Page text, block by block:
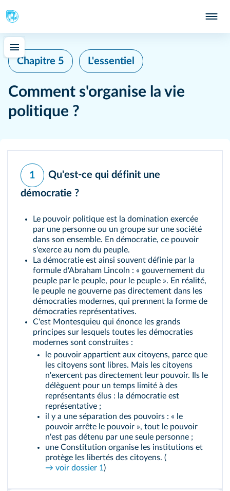
Chapitre 5 L'essentiel
Comment s'organise la vie
politique ?
1
Qu'est-ce qui définit une
démocratie ?
Le pouvoir politique est la domination exercée
par une personne ou un groupe sur une société
dans son ensemble. En démocratie, ce pouvoir
s'exerce au nom du peuple.
La démocratie est ainsi souvent définie par la
formule d'Abraham Lincoln : « gouvernement du
peuple par le peuple, pour le peuple ». En réalité,
le peuple ne gouverne pas directement dans les
démocraties modernes, qui prennent la forme de
démocraties représentatives.
C'est Montesquieu qui énonce les grands
principes sur lesquels toutes les démocraties
modernes sont construites :
le pouvoir appartient aux citoyens, parce que
les citoyens sont libres. Mais les citoyens
n'exercent pas directement leur pouvoir. Ils le
délèguent pour un temps limité à des
représentants élus : la démocratie est
représentative ;
il y a une séparation des pouvoirs : « le
pouvoir arrête le pouvoir », tout le pouvoir
n'est pas détenu par une seule personne ;
une Constitution organise les institutions et
protège les libertés des citoyens. (
→ voir dossier 1)